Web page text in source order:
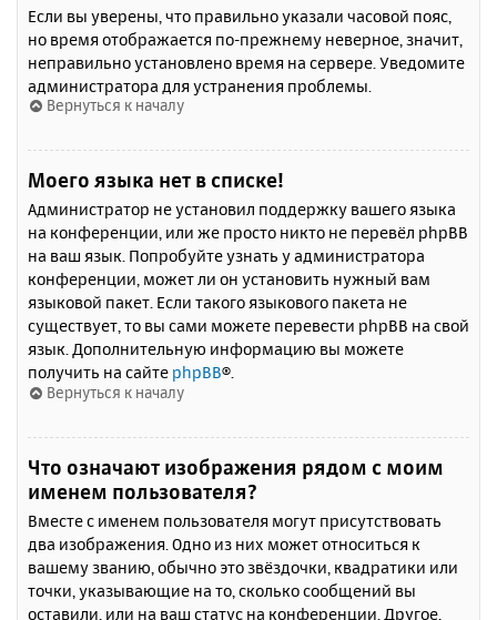
Если вы уверены, что правильно указали часовой пояс,
но время отображается по-прежнему неверное, значит,
неправильно установлено время на сервере. Уведомите
администратора для устранения проблемы.
Вернуться к началу
Моего языка нет в списке!
Администратор не установил поддержку вашего языка
на конференции, или же просто никто не перевёл phpBB
на ваш язык. Попробуйте узнать у администратора
конференции, может ли он установить нужный вам
языковой пакет. Если такого языкового пакета не
существует, то вы сами можете перевести phpBB на свой
язык. Дополнительную информацию вы можете
получить на сайте phpBB®.
Вернуться к началу
Что означают изображения рядом с моим
именем пользователя?
Вместе с именем пользователя могут присутствовать
два изображения. Одно из них может относиться к
вашему званию, обычно это звёздочки, квадратики или
точки, указывающие на то, сколько сообщений вы
оставили, или на ваш статус на конференции. Другое,